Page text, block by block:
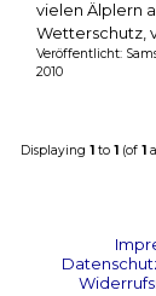
vielen Älplern
Wetterschutz,
Veröffentlicht:
2010
Displaying 1 to 1 (of 1